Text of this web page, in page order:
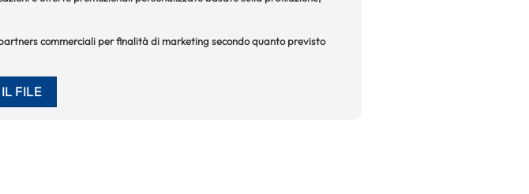
commerciali per finalità di marketing secondo quanto previsto